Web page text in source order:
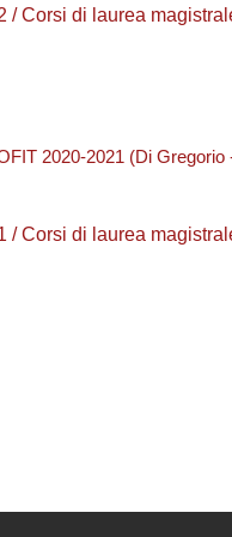
/ Corsi di laurea
2020-2021 (Di Gregorio
/ Corsi di laurea